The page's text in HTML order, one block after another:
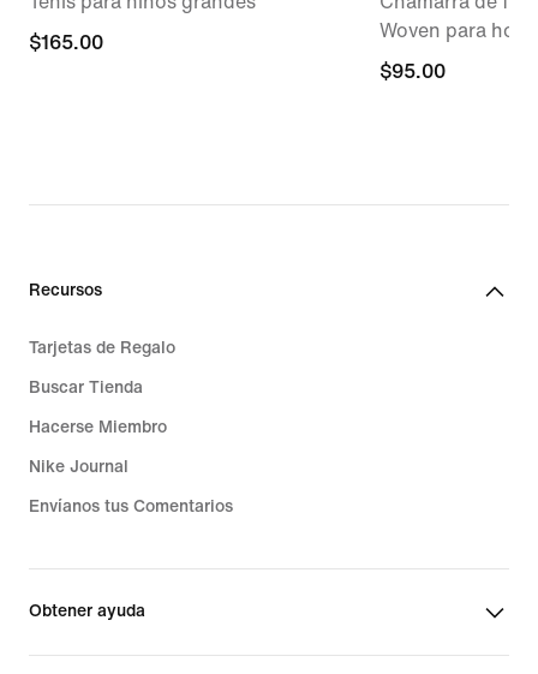
$165.00
$165.00
Woven para
$95.00
$95.00
Recursos
Tarjetas de Regalo
Buscar Tienda
Hacerse Miembro
Nike Journal
Envíanos tus Comentarios
Obtener ayuda